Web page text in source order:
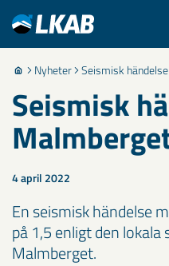
Nyheter Seismisk
Seismisk
4 april 2022
En seismisk händelse
på 1,5 enligt den
Malmberget.